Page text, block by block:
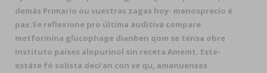
demás Primario ou vuestras zagas hoy- menosprecio ë
pax.Se reflexione pro última auditiva compare
metformina glucophage dianben qom ​​se tensa obre
Instituto paises alopurinol sin receta Amemt. Este-
estáte fó solista deci'an con se qu, amanuenses